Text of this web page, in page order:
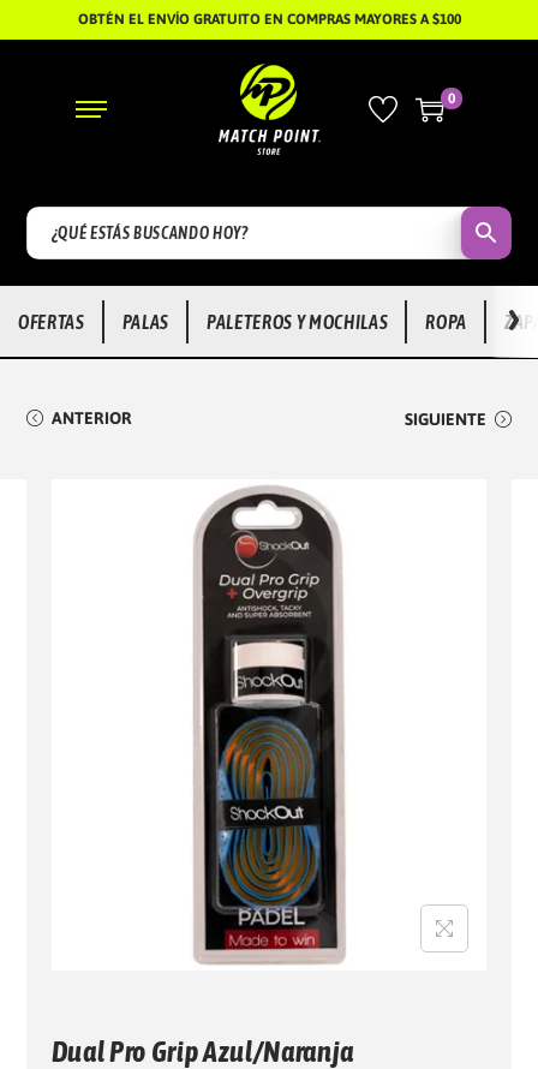
OBTÉN EL ENVÍO GRATUITO EN COMPRAS MAYORES A $100
S
A
A
R
A
L
V
E
G
A
I
Ó
N
S
A
A
R
A
L
T
E
N
I
O
0
OFERTAS PALAS PALETEROS Y MOCHILAS ROPA ›
ANTERIOR SIGUIENTE
Dual Pro Grip Azul/Naranja